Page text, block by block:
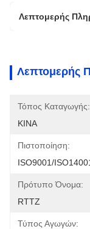
Λεπτομερής
Λεπτομερής
Τόπος Καταγωγής:
ΚΙΝΑ
Πιστοποίηση:
ISO9001/
Πρότυπο Όνομα:
RTTZ
Τύπος Αγωγών: